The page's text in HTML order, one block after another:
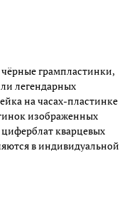
грампластинки,
легендарных
на часах-пластинке
изображенных
кварцевых
в индивидуальной